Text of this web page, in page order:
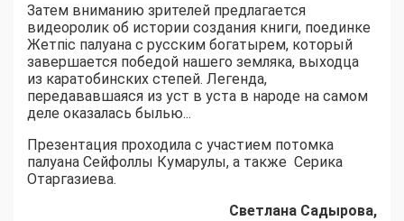
Затем вниманию зрителей предлагается
видеоролик об истории создания книги, поединке
Жетпіс палуана с русским богатырем, который
завершается победой нашего земляка, выходца
из каратобинских степей. Легенда,
передававшаяся из уст в уста в народе на самом
деле оказалась былью...
Презентация проходила с участием потомка
палуана Сейфоллы Кумарулы, а также Серика
Отаргазиева.
Светлана Садырова,